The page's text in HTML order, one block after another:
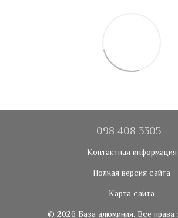
098 408 3305
Контактная информация
Полная версия сайта
Карта сайта
© 2026 База алюминия. Все права